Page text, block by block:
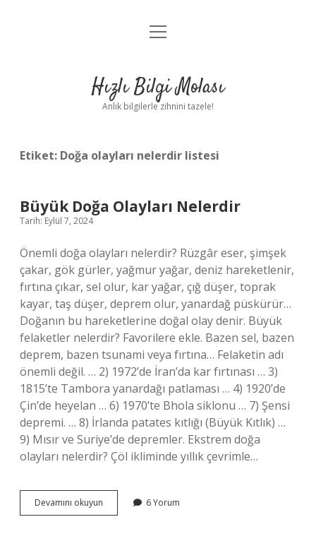
Anasayfa
Yasal Uyarı
menüyü
Hızlı Bilgi Molası
Anlık bilgilerle zihnini tazele!
Etiket: Doğa olayları nelerdir listesi
Büyük Doğa Olayları Nelerdir
Tarih: Eylül 7, 2024
Önemli doğa olayları nelerdir? Rüzgâr eser, şimşek
çakar, gök gürler, yağmur yağar, deniz hareketlenir,
fırtına çıkar, sel olur, kar yağar, çığ düşer, toprak
kayar, taş düşer, deprem olur, yanardağ püskürür…
Doğanın bu hareketlerine doğal olay denir. Büyük
felaketler nelerdir? Favorilere ekle. Bazen sel, bazen
deprem, bazen tsunami veya fırtına… Felaketin adı
önemli değil. … 2) 1972’de İran’da kar fırtınası … 3)
1815’te Tambora yanardağı patlaması … 4) 1920’de
Çin’de heyelan … 6) 1970’te Bhola siklonu … 7) Şensi
depremi. … 8) İrlanda patates kıtlığı (Büyük Kıtlık) …
9) Mısır ve Suriye’de depremler. Ekstrem doğa
olayları nelerdir? Çöl ikliminde yıllık çevrimle…
Devamını okuyun
Doğa
6 Yorum